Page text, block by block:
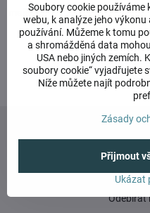
majitelka
FacebookTwitterBluesky
Odebírat
Soubory cookie používáme
webu, k analýze jeho
používání. Můžeme k tomu
a shromážděná data
USA nebo jiných zemích.
soubory cookie“ vyjadřujete
Níže můžete najít
Zásady
Ukázat
Přijmout